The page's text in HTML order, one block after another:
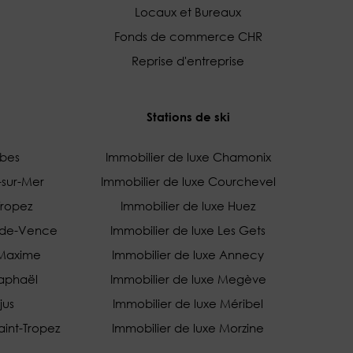
Locaux et Bureaux
Fonds de commerce CHR
Reprise d'entreprise
Mer
Vence
Tropez
Stations de ski
Immobilier de luxe Chamonix
Immobilier de luxe Courchevel
Immobilier de luxe Huez
Immobilier de luxe Les Gets
Immobilier de luxe Annecy
Immobilier de luxe Megève
Immobilier de luxe Méribel
Immobilier de luxe Morzine